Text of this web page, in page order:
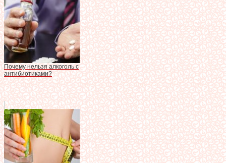
Почему нельзя алкоголь с
антибиотиками?